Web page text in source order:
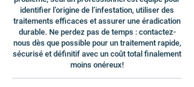
identifier l’origine de l’infestation, utiliser des
traitements efficaces et assurer une éradication
durable. Ne perdez pas de temps : contactez-
nous dès que possible pour un traitement rapide,
sécurisé et définitif avec un coût total finalement
moins onéreux!